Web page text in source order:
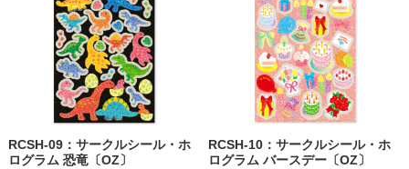
RCSH-09：サークルシール・ホ
ログラム 恐竜〔OZ〕
RCSH-10：サークルシール・ホ
ログラム バースデー〔OZ〕